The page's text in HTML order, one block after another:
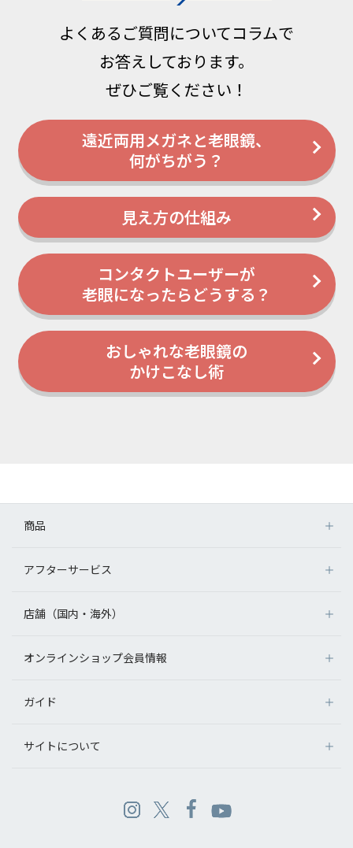
よくあるご質問についてコラムで
お答えしております。
ぜひご覧ください！
遠近両⽤メガネと⽼眼鏡、
何がちがう？
⾒え⽅の仕組み
コンタクトユーザーが
⽼眼になったらどうする？
おしゃれな⽼眼鏡の
かけこなし術
商品
アフターサービス
店舗（国内・海外）
オンラインショップ会員情報
ガイド
サイトについて